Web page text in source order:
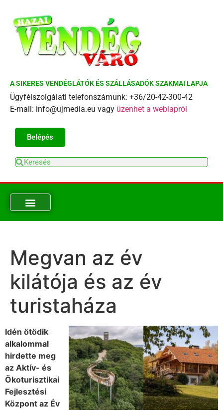
A SIKERES VENDÉGLÁTÓK ÉS SZÁLLÁSADÓK SZAKMAI LAPJA
Ügyfélszolgálati telefonszámunk: +36/20-42-300-42
E-mail: info@ujmedia.eu vagy üzenhet a weblapról
Belépés
Megvan az év
kilátója és az év
turistaháza
Idén ötödik
alkalommal
hirdette meg
az Aktív- és
Ökoturisztikai
Fejlesztési
Központ az Év